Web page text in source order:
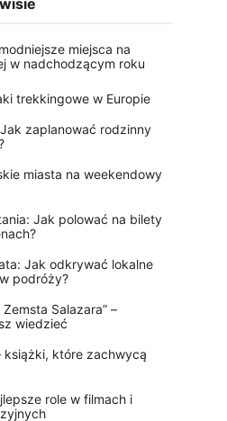
miejsca na
w nadchodzącym roku
trekkingowe w Europie
zaplanować rodzinny
miasta na weekendowy
Jak polować na bilety
Jak odkrywać lokalne
podróży?
Salazara” –
wiedzieć
książki, które zachwycą
role w filmach i